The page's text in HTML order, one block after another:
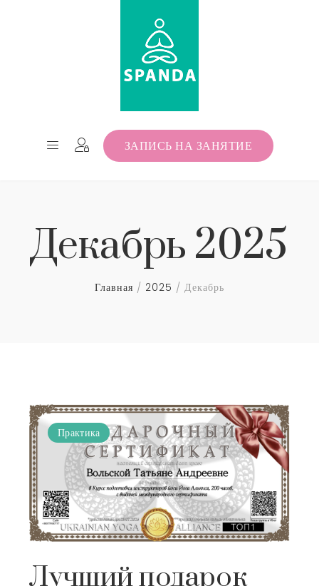
ЗАПИСЬ НА ЗАНЯТИЕ
Декабрь 2025
Главная 2025 Декабрь
Практика
Лучший подарок